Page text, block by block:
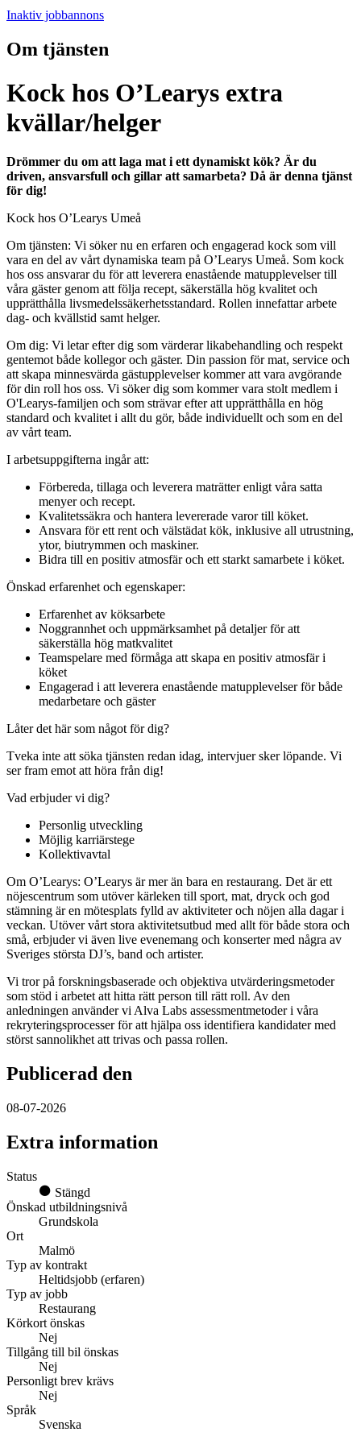
Inaktiv jobbannons
Om tjänsten
Kock hos O’Learys extra
kvällar/helger
Drömmer du om att laga mat i ett dynamiskt kök? Är du
driven, ansvarsfull och gillar att samarbeta? Då är denna tjänst
för dig!
Kock hos O’Learys Umeå
Om tjänsten: Vi söker nu en erfaren och engagerad kock som vill
vara en del av vårt dynamiska team på O’Learys Umeå. Som kock
hos oss ansvarar du för att leverera enastående matupplevelser till
våra gäster genom att följa recept, säkerställa hög kvalitet och
upprätthålla livsmedelssäkerhetsstandard. Rollen innefattar arbete
dag- och kvällstid samt helger.
Om dig: Vi letar efter dig som värderar likabehandling och respekt
gentemot både kollegor och gäster. Din passion för mat, service och
att skapa minnesvärda gästupplevelser kommer att vara avgörande
för din roll hos oss. Vi söker dig som kommer vara stolt medlem i
O'Learys-familjen och som strävar efter att upprätthålla en hög
standard och kvalitet i allt du gör, både individuellt och som en del
av vårt team.
I arbetsuppgifterna ingår att:
Förbereda, tillaga och leverera maträtter enligt våra satta
menyer och recept.
Kvalitetssäkra och hantera levererade varor till köket.
Ansvara för ett rent och välstädat kök, inklusive all utrustning,
ytor, biutrymmen och maskiner.
Bidra till en positiv atmosfär och ett starkt samarbete i köket.
Önskad erfarenhet och egenskaper:
Erfarenhet av köksarbete
Noggrannhet och uppmärksamhet på detaljer för att
säkerställa hög matkvalitet
Teamspelare med förmåga att skapa en positiv atmosfär i
köket
Engagerad i att leverera enastående matupplevelser för både
medarbetare och gäster
Låter det här som något för dig?
Tveka inte att söka tjänsten redan idag, intervjuer sker löpande. Vi
ser fram emot att höra från dig!
Vad erbjuder vi dig?
Personlig utveckling
Möjlig karriärstege
Kollektivavtal
Om O’Learys: O’Learys är mer än bara en restaurang. Det är ett
nöjescentrum som utöver kärleken till sport, mat, dryck och god
stämning är en mötesplats fylld av aktiviteter och nöjen alla dagar i
veckan. Utöver vårt stora aktivitetsutbud med allt för både stora och
små, erbjuder vi även live evenemang och konserter med några av
Sveriges största DJ’s, band och artister.
Vi tror på forskningsbaserade och objektiva utvärderingsmetoder
som stöd i arbetet att hitta rätt person till rätt roll. Av den
anledningen använder vi Alva Labs assessmentmetoder i våra
rekryteringsprocesser för att hjälpa oss identifiera kandidater med
störst sannolikhet att trivas och passa rollen.
Publicerad den
08-07-2026
Extra information
Status
Stängd
Önskad utbildningsnivå
Grundskola
Ort
Malmö
Typ av kontrakt
Heltidsjobb (erfaren)
Typ av jobb
Restaurang
Körkort önskas
Nej
Tillgång till bil önskas
Nej
Personligt brev krävs
Nej
Språk
Svenska